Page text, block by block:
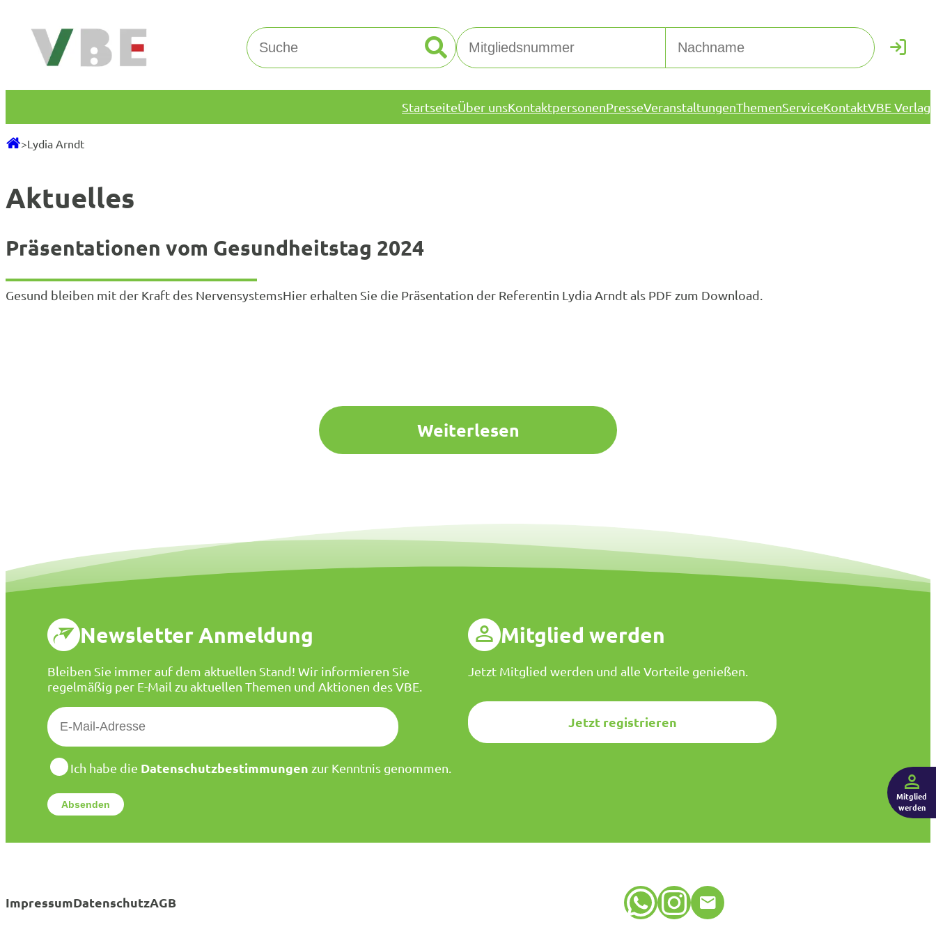
Inhalt
springen
Suchen
StartseiteÜber unsKontaktpersonenPresseVeranstaltungenThemenServiceKontaktVBE Verlag
>Lydia Arndt
Aktuelles
Präsentationen vom Gesundheitstag 2024
Gesund bleiben mit der Kraft des NervensystemsHier erhalten Sie die Präsentation der Referentin Lydia Arndt als PDF zum Download.
Weiterlesen
Newsletter Anmeldung
Bleiben Sie immer auf dem aktuellen Stand! Wir informieren Sie
regelmäßig per E-Mail zu aktuellen Themen und Aktionen des VBE.
E
-
M
a
l
*
D
t
e
z
Ich habe die Datenschutzbestimmungen zur Kenntnis genommen.
Mitglied werden
Jetzt Mitglied werden und alle Vorteile genießen.
Jetzt registrieren
ImpressumDatenschutzAGB WhatsApp Instagram E-Mail
Mitglied
werden